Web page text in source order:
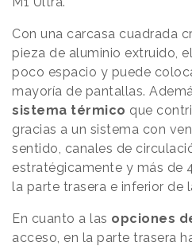
Con una carcasa cuadrada
pieza de aluminio extruido,
poco espacio y puede
mayoría de pantallas.
sistema térmico que
gracias a un sistema con
sentido, canales de
estratégicamente y más de
la parte trasera e inferior de
En cuanto a las opciones
acceso, en la parte trasera